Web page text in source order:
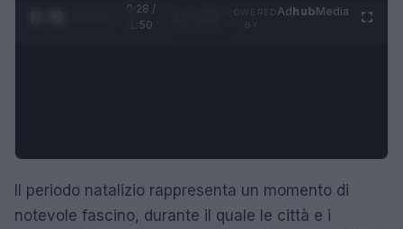
0:28 /
1:50
AdhubMedia
Il periodo natalizio rappresenta un momento di
notevole fascino, durante il quale le città e i